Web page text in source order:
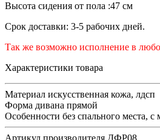
Высота сидения от пола :47 см
Срок доставки: 3-5 рабочих дней.
Так же возможно исполнение в
Характеристики товара
Материал искусственная кожа, лдсп
Форма дивана прямой
Особенности без спального места,
Артикул производителя ДФР08